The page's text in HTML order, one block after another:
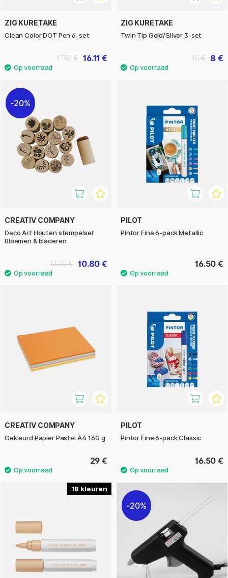
ZIG KURETAKE
Clean Color DOT Pen 6-set
16.11 €
17.90 €
ZIG KURETAKE
Twin Tip Gold/Silver 3-set
8 €
10 €
20%
CREATIV COMPANY
Deco Art Houten stempelset
Bloemen & bladeren
10.80 €
13.50 €
PILOT
Pintor Fine 6-pack Metallic
16.50 €
CREATIV COMPANY
Gekleurd Papier Pastel A4 160 g
29 €
PILOT
Pintor Fine 6-pack Classic
16.50 €
18
20%